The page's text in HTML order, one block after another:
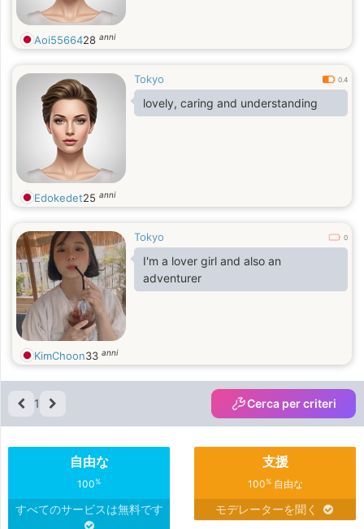
Aoi5566428 anni
Tokyo 0.4
lovely, caring and understanding
Edokedet25 anni
Tokyo 0
I'm a lover girl and also an
adventurer
KimChoon33 anni
1 Cerca per criteri
自由な
100%
すべてのサービスは無料です
支援
100%自由な
モデレーターを聞く